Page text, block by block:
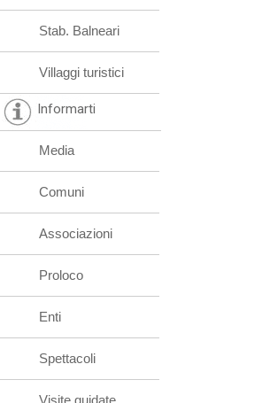
Stab. Balneari
Villaggi turistici
Informarti
Media
Comuni
Associazioni
Proloco
Enti
Spettacoli
Visite guidate